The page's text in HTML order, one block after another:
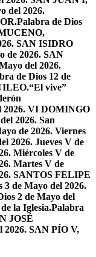
del 2026.
Palabra de Dios
SAN ISIDRO
de 2026. SAN
del 2026.
de Dios 12 de
“El vive”
2026. VI DOMINGO
2026. San
de 2026. Viernes
2026. Jueves V de
Miércoles V de
Martes V de
SANTOS FELIPE
3 de Mayo del 2026.
2 de Mayo del
la Iglesia.Palabra
JOSÉ
2026. SAN PÍO V,